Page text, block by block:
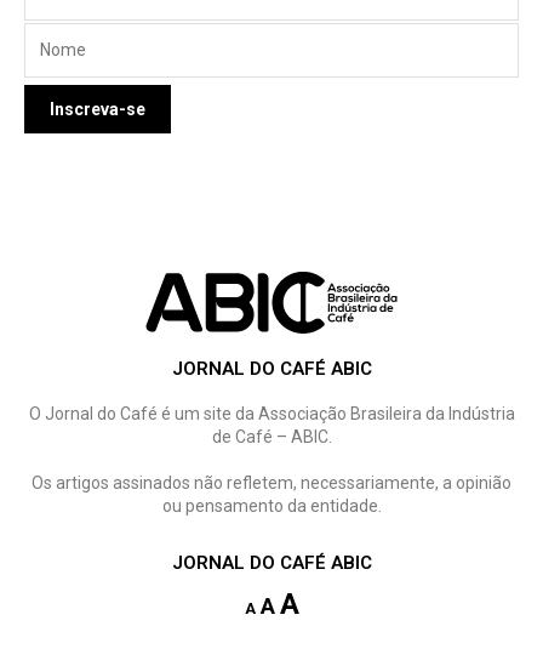
JORNAL DO CAFÉ ABIC
O Jornal do Café é um site da Associação Brasileira da Indústria
de Café – ABIC.
Os artigos assinados não refletem, necessariamente, a opinião
ou pensamento da entidade.
JORNAL DO CAFÉ ABIC
A A A